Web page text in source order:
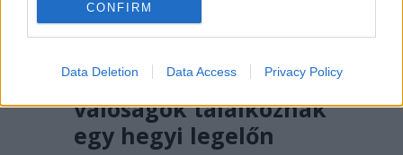
CONFIRM
Data Deletion Data Access Privacy Policy
2026. AUGUSZTUS 03., HÉTFŐ
Amikor a párhuzamos
valóságok találkoznak
egy hegyi legelőn